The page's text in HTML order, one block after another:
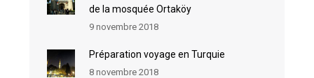
de la mosquée Ortaköy
9 novembre 2018
Préparation voyage en Turquie
8 novembre 2018